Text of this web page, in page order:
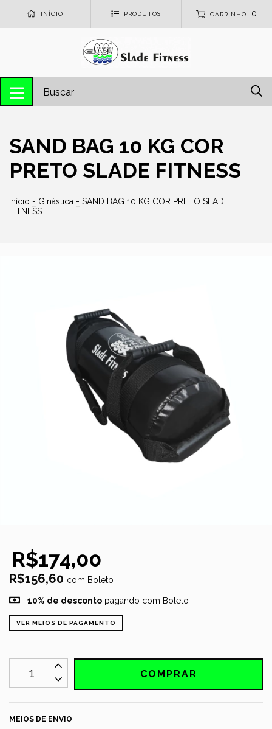
INÍCIO PRODUTOS CARRINHO 0
SAND BAG 10 KG COR
PRETO SLADE FITNESS
Início - Ginástica - SAND BAG 10 KG COR PRETO SLADE
FITNESS
R$174,00
R$156,60 com Boleto
10% de descontopagando com Boleto
VER MEIOS DE PAGAMENTO
MEIOS DE ENVIO